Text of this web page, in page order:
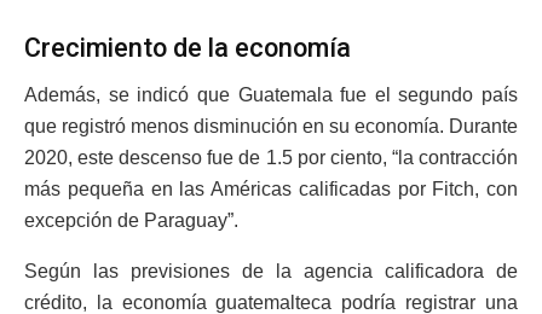
Crecimiento de la economía
Además, se indicó que Guatemala fue el segundo país
que registró menos disminución en su economía. Durante
2020, este descenso fue de 1.5 por ciento, “la contracción
más pequeña en las Américas calificadas por Fitch, con
excepción de Paraguay”.
Según las previsiones de la agencia calificadora de
crédito, la economía guatemalteca podría registrar una